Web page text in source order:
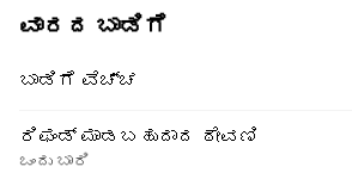
ವಾರದ ಬಾಡಿಗೆ
ಬಾಡಿಗೆ ವೆಚ್ಚ
ರಿಫಂಡ್ ಮಾಡಬಹುದಾದ ಠೇವಣಿ
ಒಂದು ಬಾರಿ